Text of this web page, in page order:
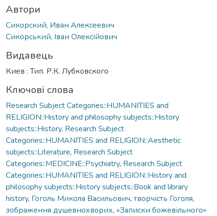
Автори
Сикорский, Иван Алексеевич
Сикорський, Іван Олексійович
Видавець
Киев : Тип. Р.К. Лубковского
Ключові слова
Research Subject Categories::HUMANITIES and
RELIGION::History and philosophy subjects::History
subjects::History, Research Subject
Categories::HUMANITIES and RELIGION::Aesthetic
subjects::Literature, Research Subject
Categories::MEDICINE::Psychiatry, Research Subject
Categories::HUMANITIES and RELIGION::History and
philosophy subjects::History subjects::Book and library
history, Гоголь Микола Васильович, творчість Гоголя,
зображення душевнохворих, «Записки божевільного»